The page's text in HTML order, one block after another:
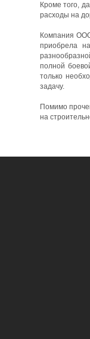
Кроме того,
расходы на
Компания
приобрела
полной
только
задачу.
Помимо
на